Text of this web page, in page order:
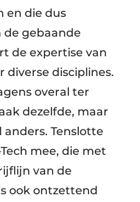
en die dus
de gebaande
de expertise van
diverse disciplines.
overal ter
dezelfde, maar
Tenslotte
mee, die met
van de
ook ontzettend